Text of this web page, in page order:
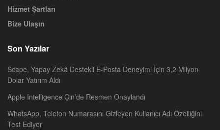
Hizmet Şartları
Bize Ulaşın
Son Yazılar
Scape, Yapay Zekâ Destekli E-Posta Deneyimi İçin 3,2 Milyon
Dolar Yatırım Aldı
Apple Intelligence Çin’de Resmen Onaylandı
WhatsApp, Telefon Numarasını Gizleyen Kullanıcı Adı Özelliğini
Test Ediyor